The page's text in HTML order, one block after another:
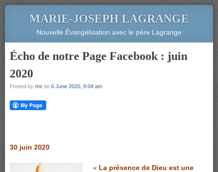
MARIE-JOSEPH LAGRANGE
Nouvelle Évangélisation avec le père Lagrange
Écho de notre Page Facebook : juin
2020
Posted by ms on 6 June 2020, 9:04 am
30 juin 2020
« La présence de Dieu est une